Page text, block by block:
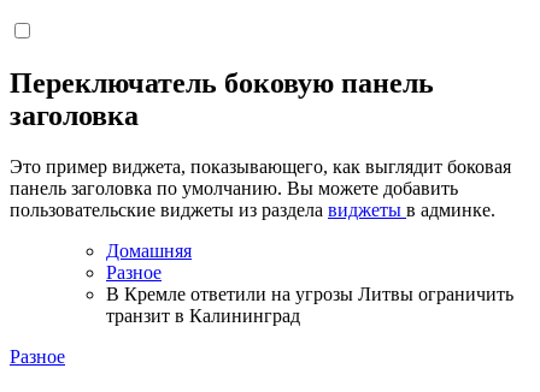
Переключатель боковую панель
заголовка
Это пример виджета, показывающего, как выглядит боковая
панель заголовка по умолчанию. Вы можете добавить
пользовательские виджеты из раздела виджеты в админке.
Домашняя
Разное
В Кремле ответили на угрозы Литвы ограничить
транзит в Калининград
Разное